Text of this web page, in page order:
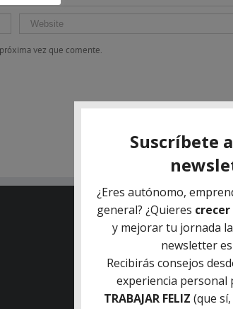
vez que comente.
QUIENES SOMOS
INFORMACIÓN DE CONTACTO
Oficina Central: C/Francisco